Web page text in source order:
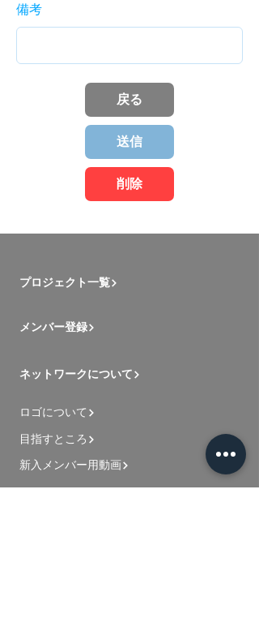
備考
戻る
送信
削除
プロジェクト一覧
メンバー登録
ネットワークについて
ロゴについて
目指すところ
新入メンバー用動画